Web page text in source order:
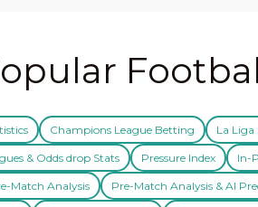
Champions League Betting La Liga
& Odds drop Stats Pressure Index In-
Match Analysis Pre-Match Analysis & AI